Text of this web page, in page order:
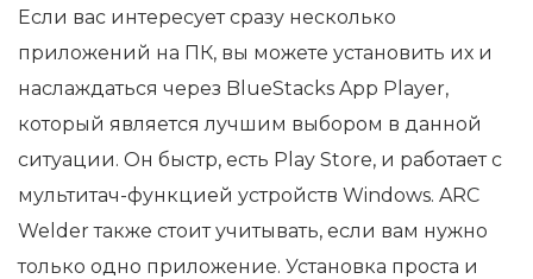
Если вас интересует сразу несколько
приложений на ПК, вы можете установить их и
наслаждаться через BlueStacks App Player,
который является лучшим выбором в данной
ситуации. Он быстр, есть Play Store, и работает с
мультитач-функцией устройств Windows. ARC
Welder также стоит учитывать, если вам нужно
только одно приложение. Установка проста и